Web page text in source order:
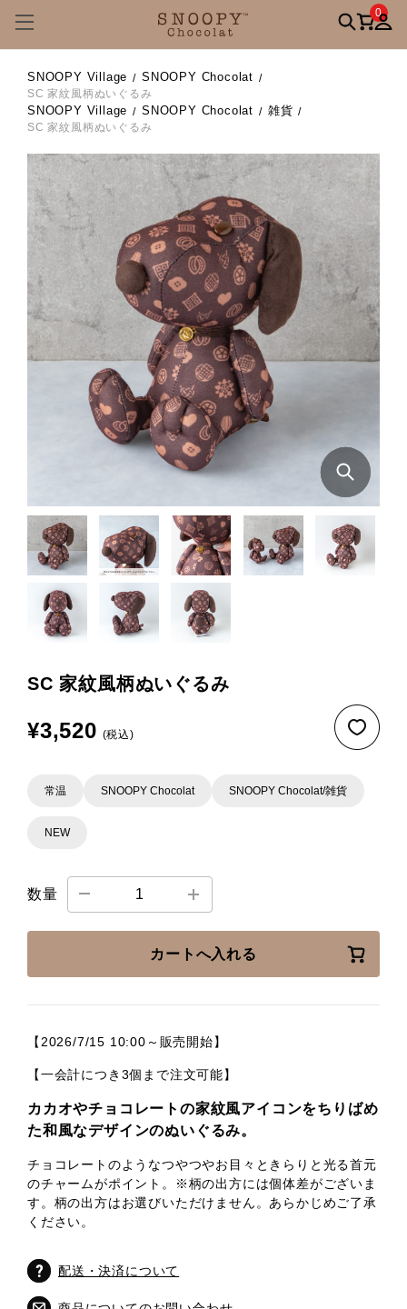
0
SNOOPY Village SNOOPY Chocolat
SC 家紋風柄ぬいぐるみ
SNOOPY Village SNOOPY Chocolat 雑貨
SC 家紋風柄ぬいぐるみ
SC 家紋風柄ぬいぐるみ
¥3,520 (税込)
常温 SNOOPY Chocolat SNOOPY Chocolat/雑貨
NEW
数量
カートへ入れる
【2026/7/15 10:00～販売開始】
【一会計につき3個まで注文可能】
カカオやチョコレートの家紋風アイコンをちりばめ
た和風なデザインのぬいぐるみ。
チョコレートのようなつやつやお目々ときらりと光る首元
のチャームがポイント。※柄の出方には個体差がございま
す。柄の出方はお選びいただけません。あらかじめご了承
ください。
配送・決済について